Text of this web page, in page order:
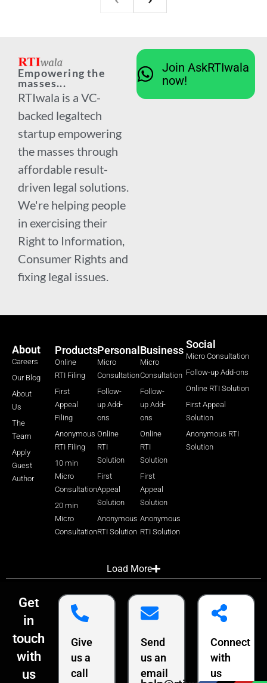
Empowering the
masses...
RTIwala is a VC-
backed legaltech
startup empowering
the masses through
affordable result-
driven legal solutions.
We're helping people
in exercising their
Right to Information,
Consumer Rights and
fixing legal issues.
Join AskRTIwala
now!
About
Careers
Our Blog
About
Us
The
Team
Apply
Guest
Author
Products
Online
RTI Filing
First
Appeal
Filing
Anonymous
RTI Filing
10 min
Micro
Consultation
20 min
Micro
Consultation
Personal
Micro
Consultation
Follow-
up Add-
ons
Online
RTI
Solution
First
Appeal
Solution
Anonymous
RTI Solution
Business
Micro
Consultation
Follow-
up Add-
ons
Online
RTI
Solution
First
Appeal
Solution
Anonymous
RTI Solution
Social
Micro Consultation
Follow-up Add-ons
Online RTI Solution
First Appeal
Solution
Anonymous RTI
Solution
Load More
Get
in
touch
with
us
Give
us a
call
Send
us an
email
Connect
with
us